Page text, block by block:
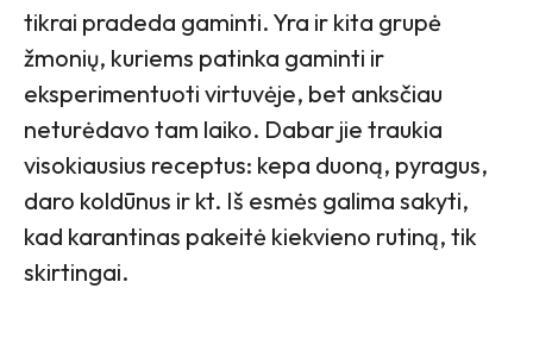
tikrai pradeda gaminti. Yra ir kita grupė
žmonių, kuriems patinka gaminti ir
eksperimentuoti virtuvėje, bet anksčiau
neturėdavo tam laiko. Dabar jie traukia
visokiausius receptus: kepa duoną, pyragus,
daro koldūnus ir kt. Iš esmės galima sakyti,
kad karantinas pakeitė kiekvieno rutiną, tik
skirtingai.